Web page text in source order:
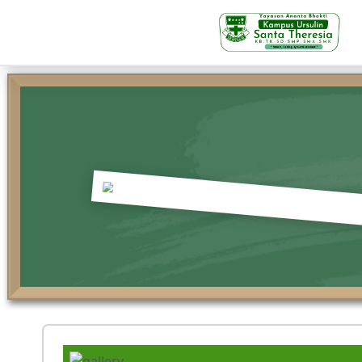
Struktur Organisasi
Kegiatan Siswa